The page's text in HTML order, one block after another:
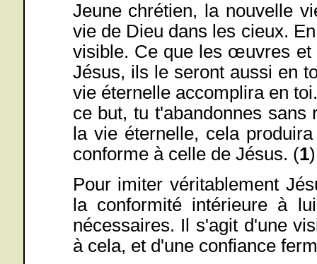
Jeune chrétien, la nouvelle
vie de Dieu dans les cieux.
visible. Ce que les œuvres et
Jésus, ils le seront aussi en
vie éternelle accomplira en
ce but, tu t'abandonnes
la vie éternelle, cela
conforme à celle de Jésus. (1)
Pour imiter véritablement
la conformité intérieure à
nécessaires. Il s'agit d'une
à cela, et d'une confiance